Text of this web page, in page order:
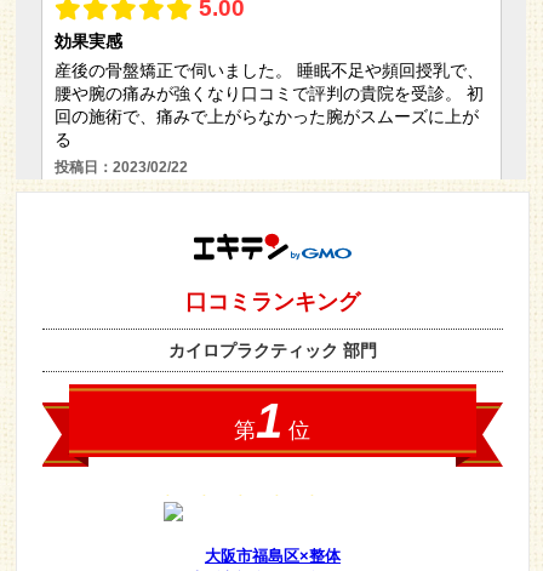
大阪市福島区×整体